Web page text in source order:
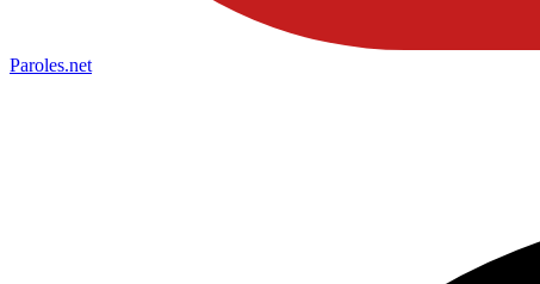
Paroles.net